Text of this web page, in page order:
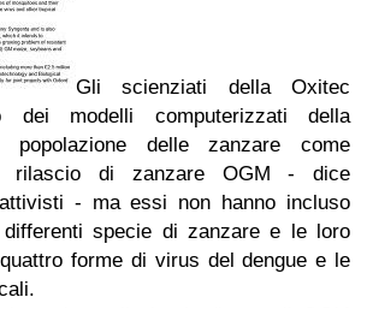
Gli scienziati della Oxitec
dei modelli computerizzati della
delle zanzare come
rilascio di zanzare OGM - dice
- ma essi non hanno incluso
specie di zanzare e le loro
forme di virus del dengue e le